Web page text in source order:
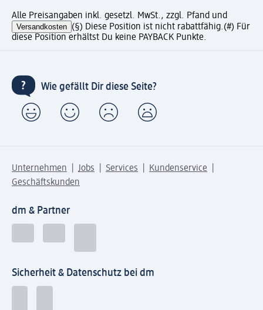
Alle Preisangaben inkl. gesetzl. MwSt., zzgl. Pfand und
Versandkosten (§) Diese Position ist nicht rabattfähig.(#) Für
diese Position erhältst Du keine PAYBACK Punkte.
Wie gefällt Dir diese Seite?
Unternehmen Jobs Services
Kundenservice
Geschäftskunden
dm & Partner
Sicherheit & Datenschutz bei dm